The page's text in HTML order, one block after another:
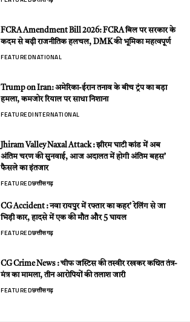
FCRA Amendment Bill 2026: FCRA बिल पर सरकार के
कदम से बढ़ी राजनीतिक हलचल, DMK की भूमिका महत्वपूर्ण
FEATUREDNATIONAL
Trump on Iran: अमेरिका-ईरान तनाव के बीच ट्रंप का बड़ा
हमला, कमजोर रियाल पर साधा निशाना
FEATUREDINTERNATIONAL
Jhiram Valley Naxal Attack : झीरम घाटी कांड में अब
अंतिम चरण की सुनवाई, आज अदालत में होगी अंतिम बहस’
फैसले का इंतजार
FEATUREDछत्तीसगढ़
CG Accident : नवा रायपुर में रफ्तार का कहर’ रेलिंग से जा
भिड़ी कार, हादसे में एक की मौत और 5 घायल
FEATUREDछत्तीसगढ़
CG Crime News : चीफ जस्टिस की तस्वीर रखकर कथित तंत्र-
मंत्र का मामला, तीन आरोपियों की तलाश जारी
FEATUREDछत्तीसगढ़